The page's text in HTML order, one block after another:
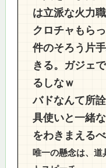
は立派な火力
クロチャもら
件のそろう片
きる。ガジェ
るしなｗ
バドなんて所
具使いと一緒
をわきまえる
唯一の懸念は、道